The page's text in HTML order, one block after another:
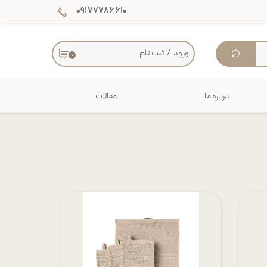
⌕
درباره ما مقالات
۰۹۱۷۷۷۸۶۶۱۰
۰ ورود / ثبت نام